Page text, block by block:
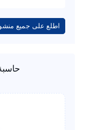
اطلع على جميع